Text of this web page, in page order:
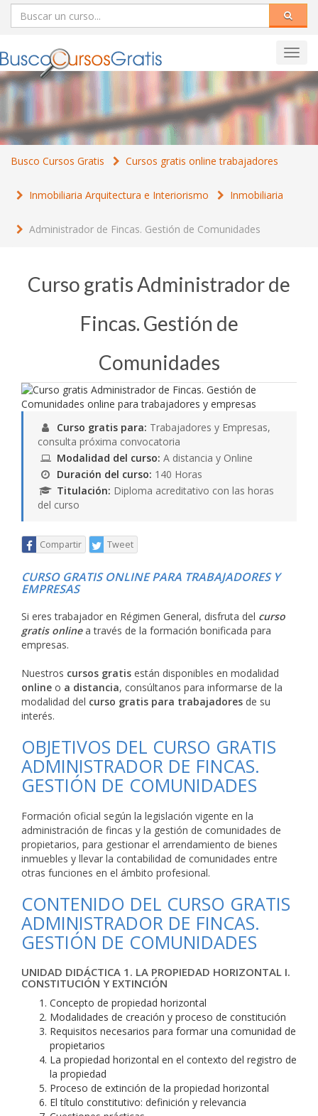
Busco Cursos Gratis Cursos gratis online trabajadores
Inmobiliaria Arquitectura e Interiorismo Inmobiliaria
Administrador de Fincas. Gestión de Comunidades
Curso gratis Administrador de
Fincas. Gestión de
Comunidades
Curso gratis para: Trabajadores y Empresas,
consulta próxima convocatoria
Modalidad del curso: A distancia y Online
Duración del curso: 140 Horas
Titulación: Diploma acreditativo con las horas
del curso
Compartir Tweet
CURSO GRATIS ONLINE PARA TRABAJADORES Y
EMPRESAS
Si eres trabajador en Régimen General, disfruta del curso
gratis onlinea través de la formación bonificada para
empresas.
Nuestros cursos gratis están disponibles en modalidad
online o a distancia, consúltanos para informarse de la
modalidad del curso gratis para trabajadores de su
interés.
OBJETIVOS DEL CURSO GRATIS
ADMINISTRADOR DE FINCAS.
GESTIÓN DE COMUNIDADES
Formación oficial según la legislación vigente en la
administración de fincas y la gestión de comunidades de
propietarios, para gestionar el arrendamiento de bienes
inmuebles y llevar la contabilidad de comunidades entre
otras funciones en el ámbito profesional.
CONTENIDO DEL CURSO GRATIS
ADMINISTRADOR DE FINCAS.
GESTIÓN DE COMUNIDADES
UNIDAD DIDÁCTICA 1. LA PROPIEDAD HORIZONTAL I.
CONSTITUCIÓN Y EXTINCIÓN
Concepto de propiedad horizontal
Modalidades de creación y proceso de constitución
Requisitos necesarios para formar una comunidad de
propietarios
La propiedad horizontal en el contexto del registro de
la propiedad
Proceso de extinción de la propiedad horizontal
El título constitutivo: definición y relevancia